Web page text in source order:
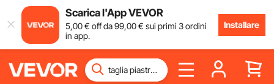
Scarica l'App VEVOR
5,00€ off da99,00€ sui primi 3 ordini
in app.
Installare